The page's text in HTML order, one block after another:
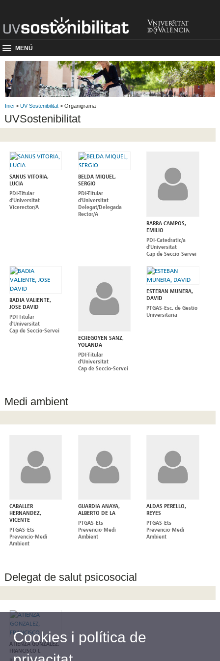
MENÚ
Inici > UV Sostenibilitat > Organigrama
UVSostenibilitat
SANUS VITORIA,
LUCIA
PDI-Titular
d'Universitat
Vicerector/A
BELDA MIQUEL,
SERGIO
PDI-Titular
d'Universitat
Delegat/Delegada
Rector/A
BARBA CAMPOS,
EMILIO
PDI-Catedratic/a
d'Universitat
Cap de Seccio-Servei
BADIA VALIENTE,
JOSE DAVID
PDI-Titular
d'Universitat
Cap de Seccio-Servei
ECHEGOYEN SANZ,
YOLANDA
PDI-Titular
d'Universitat
Cap de Seccio-Servei
ESTEBAN MUNERA,
DAVID
PTGAS-Esc. de Gestio
Universitaria
Medi ambient
CABALLER
HERNANDEZ,
VICENTE
PTGAS-Ets
Prevencio-Medi
Ambient
GUARDIA ANAYA,
ALBERTO DE LA
PTGAS-Ets
Prevencio-Medi
Ambient
ALDAS PERELLO,
REYES
PTGAS-Ets
Prevencio-Medi
Ambient
Delegat de salut psicosocial
ATIENZA GONZALEZ,
FRANCISCO L
Cookies i política de